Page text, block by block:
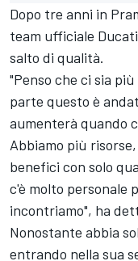
Dopo tre anni in
team ufficiale
salto di qualità.
"Penso che ci sia
parte questo è
aumenterà quando
Abbiamo più
benefici con solo
c'è molto personale
incontriamo", ha
Nonostante abbia
entrando nella sua